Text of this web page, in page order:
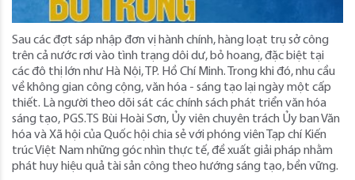
Sau các đợt sáp nhập đơn vị hành chính, hàng loạt trụ sở công
trên cả nước rơi vào tình trạng dôi dư, bỏ hoang, đặc biệt tại
các đô thị lớn như Hà Nội, TP. Hồ Chí Minh. Trong khi đó, nhu cầu
về không gian công cộng, văn hóa - sáng tạo lại ngày một cấp
thiết. Là người theo dõi sát các chính sách phát triển văn hóa
sáng tạo, PGS.TS Bùi Hoài Sơn, Ủy viên chuyên trách Ủy ban Văn
hóa và Xã hội của Quốc hội chia sẻ với phóng viên Tạp chí Kiến
trúc Việt Nam những góc nhìn thực tế, đề xuất giải pháp nhằm
phát huy hiệu quả tài sản công theo hướng sáng tạo, bền vững.